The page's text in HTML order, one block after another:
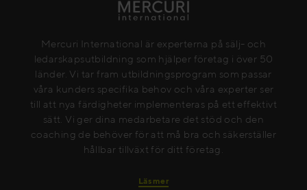
Mercuri International är experterna på sälj- och
ledarskapsutbildning som hjälper företag i över 50
länder. Vi tar fram utbildningsprogram som passar
våra kunders specifika behov och våra experter ser
till att nya färdigheter implementeras på ett effektivt
sätt. Vi ger dina medarbetare det stöd och den
coaching de behöver för att må bra och säkerställer
hållbar tillväxt för ditt företag.
Läs mer